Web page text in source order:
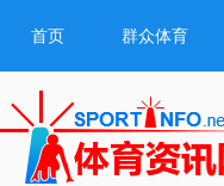
首页 群众体育